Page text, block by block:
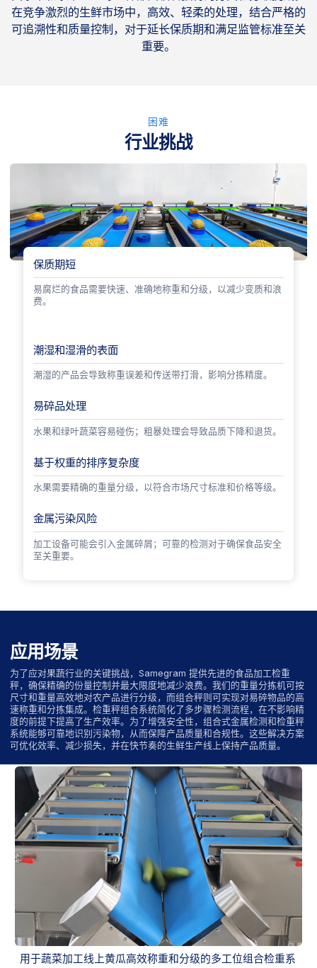
在竞争激烈的生鲜市场中，高效、轻柔的处理，结合严格的
可追溯性和质量控制，对于延长保质期和满足监管标准至关
重要。
困难
行业挑战
保质期短
易腐烂的食品需要快速、准确地称重和分级，以减少变质和浪
费。
潮湿和湿滑的表面
潮湿的产品会导致称重误差和传送带打滑，影响分拣精度。
易碎品处理
水果和绿叶蔬菜容易碰伤；粗暴处理会导致品质下降和退货。
基于权重的排序复杂度
水果需要精确的重量分级，以符合市场尺寸标准和价格等级。
金属污染风险
加工设备可能会引入金属碎屑；可靠的检测对于确保食品安全
至关重要。
应用场景
为了应对果蔬行业的关键挑战，Samegram 提供先进的食品加工检重
秤，确保精确的份量控制并最大限度地减少浪费。我们的重量分拣机可按
尺寸和重量高效地对农产品进行分级，而组合秤则可实现对易碎物品的高
速称重和分拣集成。检重秤组合系统简化了多步骤检测流程，在不影响精
度的前提下提高了生产效率。为了增强安全性，组合式金属检测和检重秤
系统能够可靠地识别污染物，从而保障产品质量和合规性。这些解决方案
可优化效率、减少损失，并在快节奏的生鲜生产线上保持产品质量。
用于蔬菜加工线上黄瓜高效称重和分级的多工位组合检重系